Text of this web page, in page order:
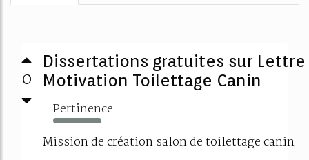
0
Dissertations gratuites sur Lettre
Motivation Toilettage Canin
Pertinence
2524%
Mission de création salon de toilettage canin